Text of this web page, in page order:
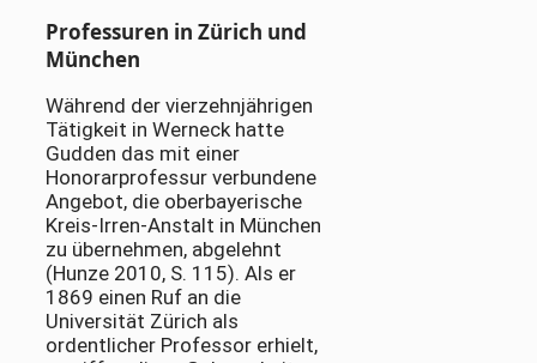
Professuren in Zürich und
München
Während der vierzehnjährigen
Tätigkeit in Werneck hatte
Gudden das mit einer
Honorarprofessur verbundene
Angebot, die oberbayerische
Kreis-Irren-Anstalt in München
zu übernehmen, abgelehnt
(Hunze 2010, S. 115). Als er
1869 einen Ruf an die
Universität Zürich als
ordentlicher Professor erhielt,